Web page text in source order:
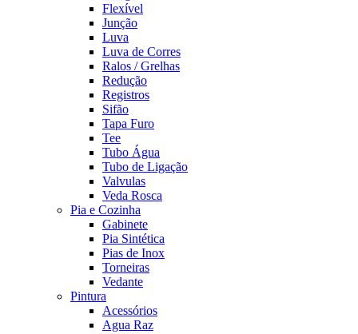
Flexível
Junção
Luva
Luva de Corres
Ralos / Grelhas
Redução
Registros
Sifão
Tapa Furo
Tee
Tubo Água
Tubo de Ligação
Valvulas
Veda Rosca
Pia e Cozinha
Gabinete
Pia Sintética
Pias de Inox
Torneiras
Vedante
Pintura
Acessórios
Agua Raz